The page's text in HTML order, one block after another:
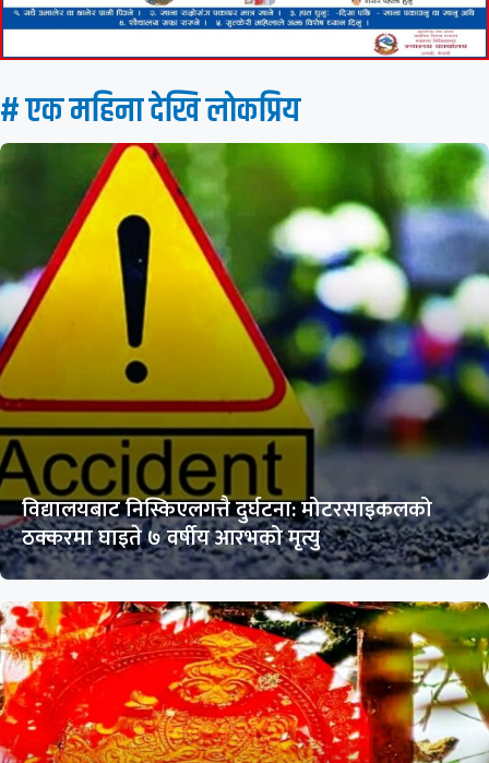
# एक महिना देखि लाेकप्रिय
विद्यालयबाट निस्किएलगत्तै दुर्घटना: मोटरसाइकलको
ठक्करमा घाइते ७ वर्षीय आरभको मृत्यु